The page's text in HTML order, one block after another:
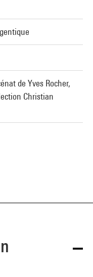
de Yves Rocher,
Christian